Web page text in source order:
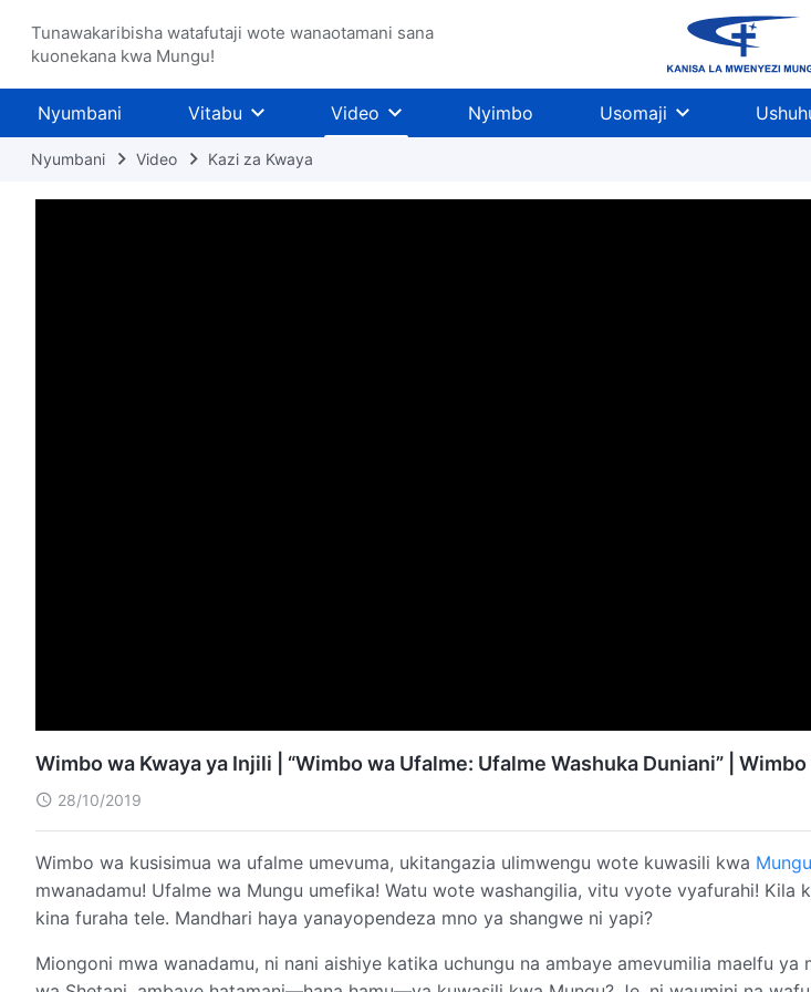
Tunawakaribisha watafutaji wote wanaotamani sana
kuonekana kwa Mungu!
Nyumbani Vitabu Video Nyimbo Usomaji
Nyumbani Video Kazi za Kwaya
Wimbo wa Kwaya ya Injili | “Wimbo wa Ufalme: Ufalme Washuka Duniani” |
28/10/2019
Wimbo wa kusisimua wa ufalme umevuma, ukitangazia ulimwengu wote kuwasili kwa Mungu
mwanadamu! Ufalme wa Mungu umefika! Watu wote washangilia, vitu vyote vyafurahi! Kila
kina furaha tele. Mandhari haya yanayopendeza mno ya shangwe ni yapi?
Miongoni mwa wanadamu, ni nani aishiye katika uchungu na ambaye amevumilia maelfu ya